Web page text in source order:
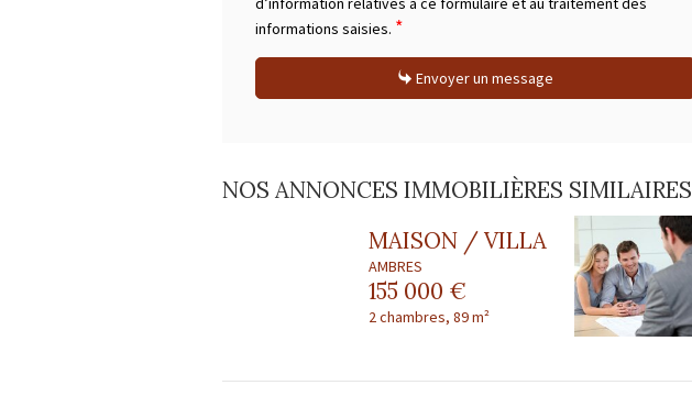
informations saisies. *
Envoyer un message
NOS ANNONCES IMMOBILIÈRES SIMILAIRES
MAISON / VILLA
AMBRES
155 000 €
2 chambres, 89 m²